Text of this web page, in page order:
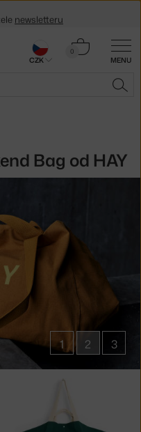
MENU
0
Košík
Bag od HAY
1 2 3
newsletteru
CZK